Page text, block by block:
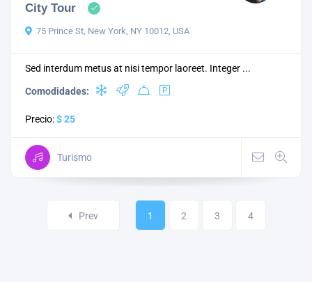
City Tour
75 Prince St, New York, NY 10012, USA
Sed interdum metus at nisi tempor laoreet. Integer ...
Comodidades:
Precio:$ 25
Turismo
Prev 1 2 3 4